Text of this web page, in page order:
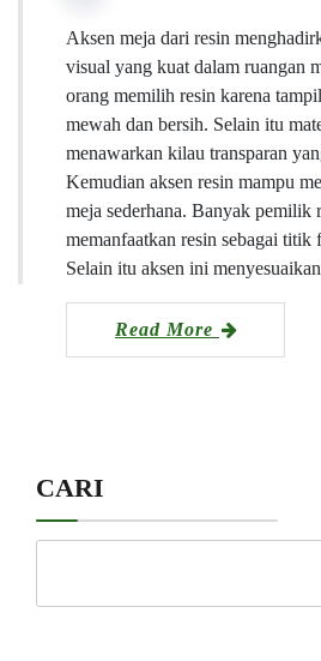
Aksen meja dari resin
visual yang kuat dalam ruangan
orang memilih resin karena
mewah dan bersih. Selain itu
menawarkan kilau transparan
Kemudian aksen resin mampu
meja sederhana. Banyak pemilik
memanfaatkan resin sebagai titik
Selain itu aksen ini
Read More
CARI